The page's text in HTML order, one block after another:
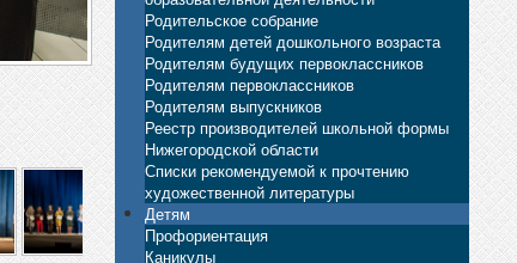
Родительское собрание
Родителям детей дошкольного возраста
Родителям будущих первоклассников
Родителям первоклассников
Родителям выпускников
Реестр производителей школьной формы
Нижегородской области
Списки рекомендуемой к прочтению
художественной литературы
Детям
Профориентация
Каникулы